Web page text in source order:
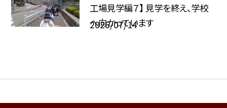
工場見学編７】 見学を終え、学校
へ向かっています
2026/07/14